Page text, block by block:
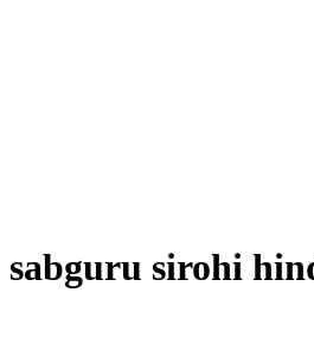
sabguru sirohi